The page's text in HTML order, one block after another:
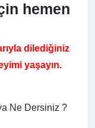
hemen
dilediğiniz
yaşayın.
Ne Dersiniz ?